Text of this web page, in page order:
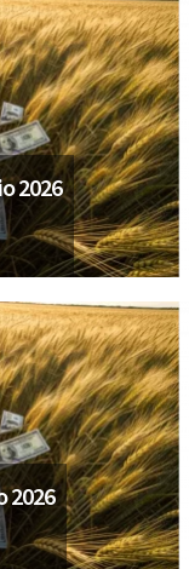
2026
2026